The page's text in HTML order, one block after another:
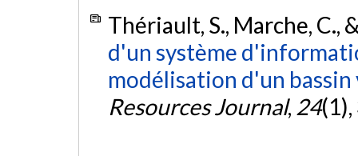
Thériault, S., Marche, C.,
d'un système
modélisation d'un bassin
Resources Journal, 24